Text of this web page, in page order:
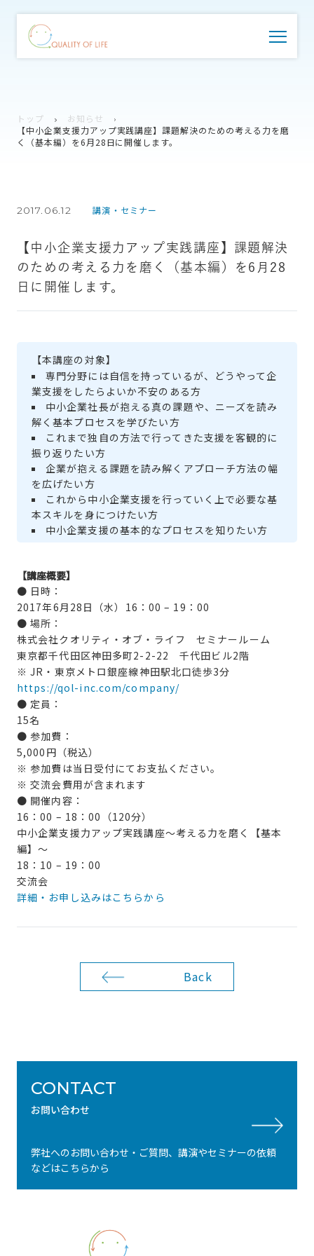
トップ
お知らせ
【中小企業支援力アップ実践講座】課題解決のための考える力を磨
く（基本編）を6月28日に開催します。
2017.06.12 講演・セミナー
【中小企業支援力アップ実践講座】課題解決
のための考える力を磨く（基本編）を6月28
日に開催します。
【本講座の対象】
専門分野には自信を持っているが、どうやって企
業支援をしたらよいか不安のある方
中小企業社長が抱える真の課題や、ニーズを読み
解く基本プロセスを学びたい方
これまで独自の方法で行ってきた支援を客観的に
振り返りたい方
企業が抱える課題を読み解くアプローチ方法の幅
を広げたい方
これから中小企業支援を行っていく上で必要な基
本スキルを身につけたい方
中小企業支援の基本的なプロセスを知りたい方
【講座概要】
● 日時：
2017年6月28日（水）16：00 – 19：00
● 場所：
株式会社クオリティ・オブ・ライフ セミナールーム
東京都千代田区神田多町2-2-22 千代田ビル2階
※ JR・東京メトロ銀座線神田駅北口徒歩3分
https://qol-inc.com/company/
● 定員：
15名
● 参加費：
5,000円（税込）
※ 参加費は当日受付にてお支払ください。
※ 交流会費用が含まれます
● 開催内容：
16：00 – 18：00（120分）
中小企業支援力アップ実践講座～考える力を磨く【基本
編】～
18：10 – 19：00
交流会
詳細・お申し込みはこちらから
Back
CONTACT
お問い合わせ
弊社へのお問い合わせ・ご質問、講演やセミナーの依頼
などはこちらから